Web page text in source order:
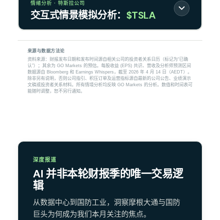
情绪分析 · 特斯拉公司
交互式情景模拟分析： $TSLA
来源与数据方法论
资料来源：财报发布日期和发布时间源自相关公司的投资者关系日历（标记为“已确
认”）；其余为 GO Markets 的预估。每股收益 (EPS) 共识、营收及分析师预测区间
数据源自 Bloomberg 和 Earnings Whispers，截至 2026 年 4 月 14 日（AEDT）。
除非另有说明，否则公司指引、积压订单及运营指标源自最新的公司公告、业绩演示
文稿或投资者关系材料。所有情境分析均反映 GO Markets 的分析。数值和时间表可
能随时调整，恕不另行通知。
深度报道
AI 并非本轮财报季的唯一交易逻
辑
从数据中心到国防工业，洞察摩根大通与国防
巨头为何成为我们本月关注的焦点。